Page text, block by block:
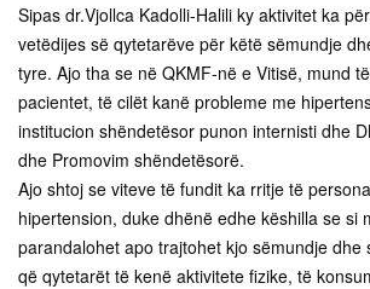
Sipas dr.Vjollca Kadolli-Halili ky aktivitet ka
vetëdijes së qytetarëve për këtë sëmundje
tyre. Ajo tha se në QKMF-në e Vitisë, mund
pacientet, të cilët kanë probleme me
institucion shëndetësor punon internisti dhe
dhe Promovim shëndetësorë.
Ajo shtoj se viteve të fundit ka rritje të
hipertension, duke dhënë edhe këshilla se si
parandalohet apo trajtohet kjo sëmundje dhe
që qytetarët të kenë aktivitete fizike, të